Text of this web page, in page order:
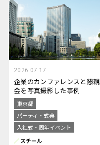
2026.07.17
企業のカンファレンスと懇親
会を写真撮影した事例
東京都
パーティ・式典
入社式・周年イベント
スチール